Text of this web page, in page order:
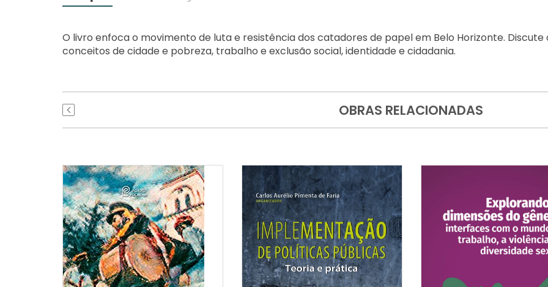
O livro enfoca o movimento de luta e resistência dos catadores de papel em Belo Horizonte. Discute
conceitos de cidade e pobreza, trabalho e exclusão social, identidade e cidadania.
OBRAS RELACIONADAS